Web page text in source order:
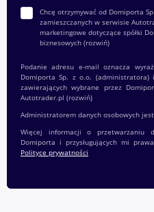
Chcę otrzymywać od Domiporta
zamieszczanych w serwisie
marketingowe dotyczące spółki
biznesowych (rozwiń)
Podanie adresu e-mail oznacza
Domiporta Sp. z o.o.
zawierających wybrane przez
Autotrader.pl (rozwiń)
Administratorem danych osobowych jest
Więcej informacji o przetwarzaniu
Domiporta i przysługujących mi
Polityce prywatności